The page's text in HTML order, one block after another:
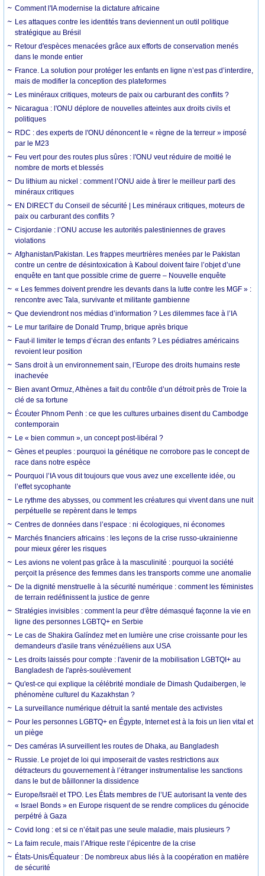
Comment l'IA modernise la dictature africaine
Les attaques contre les identités trans deviennent un outil politique
stratégique au Brésil
Retour d'espèces menacées grâce aux efforts de conservation menés
dans le monde entier
France. La solution pour protéger les enfants en ligne n’est pas d’interdire,
mais de modifier la conception des plateformes
Les minéraux critiques, moteurs de paix ou carburant des conflits ?
Nicaragua : l'ONU déplore de nouvelles atteintes aux droits civils et
politiques
RDC : des experts de l'ONU dénoncent le « règne de la terreur » imposé
par le M23
Feu vert pour des routes plus sûres : l'ONU veut réduire de moitié le
nombre de morts et blessés
Du lithium au nickel : comment l’ONU aide à tirer le meilleur parti des
minéraux critiques
EN DIRECT du Conseil de sécurité | Les minéraux critiques, moteurs de
paix ou carburant des conflits ?
Cisjordanie : l’ONU accuse les autorités palestiniennes de graves
violations
Afghanistan/Pakistan. Les frappes meurtrières menées par le Pakistan
contre un centre de désintoxication à Kaboul doivent faire l’objet d’une
enquête en tant que possible crime de guerre – Nouvelle enquête
« Les femmes doivent prendre les devants dans la lutte contre les MGF » :
rencontre avec Tala, survivante et militante gambienne
Que deviendront nos médias d’information ? Les dilemmes face à l’IA
Le mur tarifaire de Donald Trump, brique après brique
Faut-il limiter le temps d’écran des enfants ? Les pédiatres américains
revoient leur position
Sans droit à un environnement sain, l’Europe des droits humains reste
inachevée
Bien avant Ormuz, Athènes a fait du contrôle d’un détroit près de Troie la
clé de sa fortune
Écouter Phnom Penh : ce que les cultures urbaines disent du Cambodge
contemporain
Le « bien commun », un concept post-libéral ?
Gènes et peuples : pourquoi la génétique ne corrobore pas le concept de
race dans notre espèce
Pourquoi l’IA vous dit toujours que vous avez une excellente idée, ou
l’effet sycophante
Le rythme des abysses, ou comment les créatures qui vivent dans une nuit
perpétuelle se repèrent dans le temps
Centres de données dans l’espace : ni écologiques, ni économes
Marchés financiers africains : les leçons de la crise russo-ukrainienne
pour mieux gérer les risques
Les avions ne volent pas grâce à la masculinité : pourquoi la société
perçoit la présence des femmes dans les transports comme une anomalie
De la dignité menstruelle à la sécurité numérique : comment les féministes
de terrain redéfinissent la justice de genre
Stratégies invisibles : comment la peur d'être démasqué façonne la vie en
ligne des personnes LGBTQ+ en Serbie
Le cas de Shakira Galíndez met en lumière une crise croissante pour les
demandeurs d'asile trans vénézuéliens aux USA
Les droits laissés pour compte : l'avenir de la mobilisation LGBTQI+ au
Bangladesh de l'après-soulèvement
Qu'est-ce qui explique la célébrité mondiale de Dimash Qudaibergen, le
phénomène culturel du Kazakhstan ?
La surveillance numérique détruit la santé mentale des activistes
Pour les personnes LGBTQ+ en Égypte, Internet est à la fois un lien vital et
un piège
Des caméras IA surveillent les routes de Dhaka, au Bangladesh
Russie. Le projet de loi qui imposerait de vastes restrictions aux
détracteurs du gouvernement à l’étranger instrumentalise les sanctions
dans le but de bâillonner la dissidence
Europe/Israël et TPO. Les États membres de l’UE autorisant la vente des
« Israel Bonds » en Europe risquent de se rendre complices du génocide
perpétré à Gaza
Covid long : et si ce n’était pas une seule maladie, mais plusieurs ?
La faim recule, mais l’Afrique reste l’épicentre de la crise
États-Unis/Équateur : De nombreux abus liés à la coopération en matière
de sécurité